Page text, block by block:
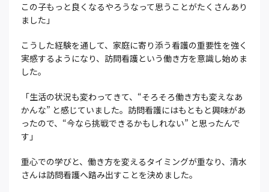
この子もっと良くなるやろうなって思うことがたくさんあり
ました」
こうした経験を通して、家庭に寄り添う看護の重要性を強く
実感するようになり、訪問看護という働き方を意識し始めま
した。
「生活の状況も変わってきて、“そろそろ働き方も変えなあ
かんな” と感じていました。訪問看護にはもともと興味があ
ったので、“今なら挑戦できるかもしれない” と思ったんで
す」
重心での学びと、働き方を変えるタイミングが重なり、清水
さんは訪問看護へ踏み出すことを決めました。